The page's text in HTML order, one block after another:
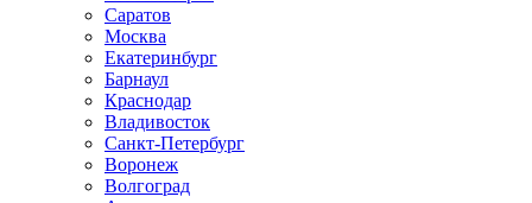
Саратов
Москва
Екатеринбург
Барнаул
Краснодар
Владивосток
Санкт-Петербург
Воронеж
Волгоград